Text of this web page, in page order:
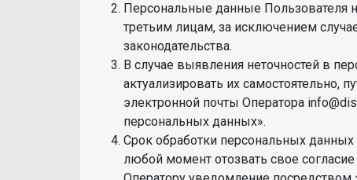
Персональные данные Пользователя
третьим лицам, за исключением
законодательства.
В случае выявления неточностей в
актуализировать их самостоятельно,
электронной почты Оператора
персональных данных».
Срок обработки персональных
любой момент отозвать свое